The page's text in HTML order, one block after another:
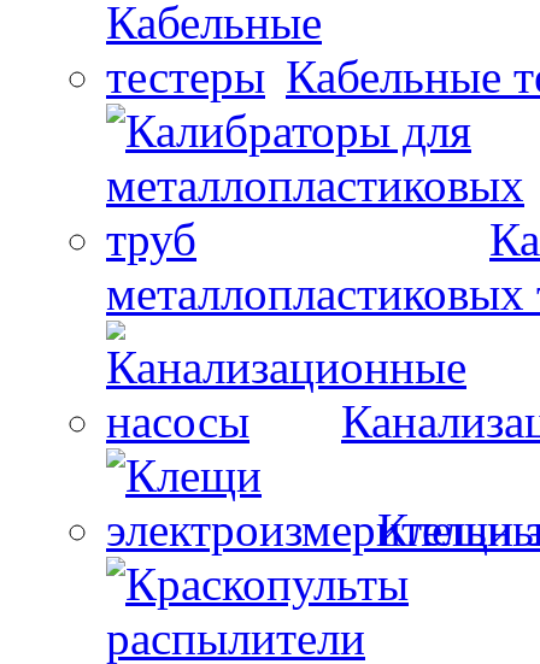
Кабельные
металлопластиковых
Клещи